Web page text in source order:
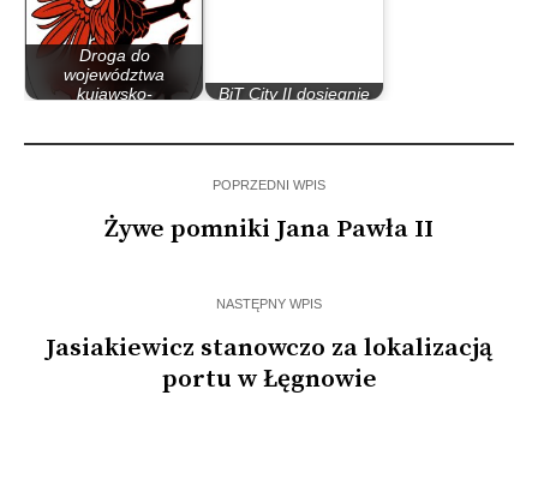
Droga do
województwa
kujawsko-
BiT City II dosięgnie
POPRZEDNI WPIS
Żywe pomniki Jana Pawła II
NASTĘPNY WPIS
Jasiakiewicz stanowczo za lokalizacją
portu w Łęgnowie